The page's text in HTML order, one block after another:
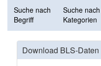
Suche nach
Begriff
Suche nach
Kategorien
Download BLS-Daten